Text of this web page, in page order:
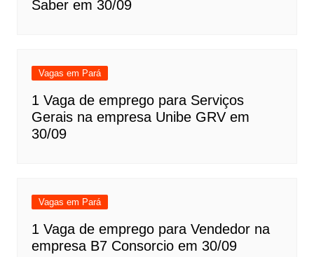
Saber em 30/09
Vagas em Pará
1 Vaga de emprego para Serviços
Gerais na empresa Unibe GRV em
30/09
Vagas em Pará
1 Vaga de emprego para Vendedor na
empresa B7 Consorcio em 30/09